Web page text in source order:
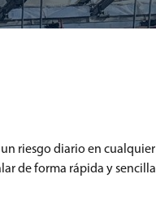
riesgo diario en cualquier
de forma rápida y sencilla